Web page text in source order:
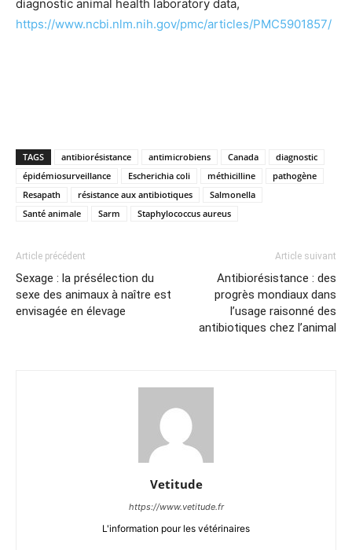
diagnostic animal health laboratory data,
https://www.ncbi.nlm.nih.gov/pmc/articles/PMC5901857/
TAGS antibiorésistance antimicrobiens Canada
diagnostic
épidémiosurveillance
Escherichia coli méthicilline
pathogène
Resapath
résistance aux antibiotiques
Salmonella
Santé animale
Sarm Staphylococcus aureus
Article précédent
Sexage : la présélection du
sexe des animaux à naître est
envisagée en élevage
Article suivant
Antibiorésistance : des
progrès mondiaux dans
l’usage raisonné des
antibiotiques chez l’animal
Vetitude
https://www.vetitude.fr
L'information pour les vétérinaires